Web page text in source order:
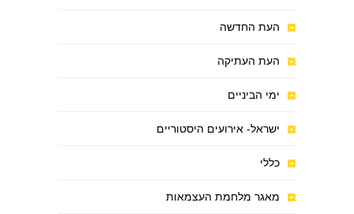
העת החדשה
העת העתיקה
ימי הביניים
ישראל- אירועים היסטוריים
כללי
מאגר מלחמת העצמאות